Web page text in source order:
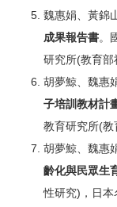
魏惠娟、黃錦
成果報告書。
研究所(教育部
胡夢鯨、魏惠
子培訓教材計
教育研究所(教
胡夢鯨、魏惠
齡化與民眾生
性研究)，日本